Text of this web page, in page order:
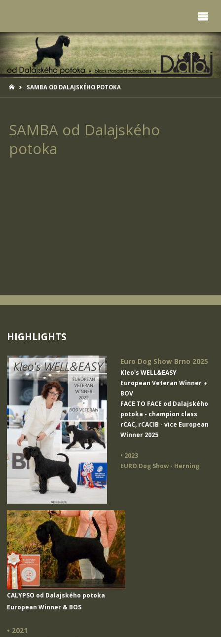
HOMESAMBA OD DALAJSKÉHO POTOKA
SAMBA od Dalajského
potoka
HIGHLIGHTS
Euro Dog Show Brno 2025
Kleo's WELL&EASY
European Veteran Winner +
BOV
FACE TO FACE od Dalajského
potoka - champion class
rCAC, rCACIB - vice European
Winner 2025
• 2023
EURO Dog Show - Herning
CALYPSO od Dalajského potoka
European Winner & BOS
• 2021